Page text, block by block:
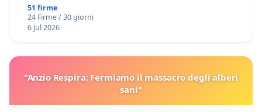
51 firme
24 Firme / 30 giorni
6 Jul 2026
"Anzio Respira: Fermiamo il massacro degli alberi
sani"